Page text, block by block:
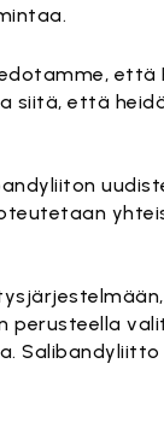
että
siitä, että
perusteella